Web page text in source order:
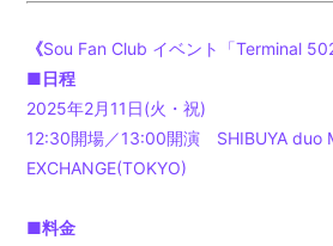
《Sou Fan Club イベント「Terminal
■日程
2025年2月11日(火・祝)
12:30開場／13:00開演 SHIBUYA duo
EXCHANGE(TOKYO)
■料金